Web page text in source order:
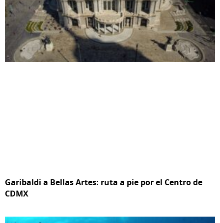
Garibaldi a Bellas Artes: ruta a pie por el Centro de
CDMX